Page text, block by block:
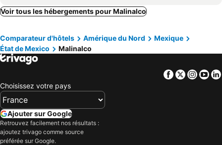
Villa del Carbón, État de Mexico Hôtels
Ocoyoacac, État de Mexico Hôtels
Texcoco de Mora, État de Mexico Hôtels
Cuautla Morelos, Morelos Hôtels
Nezahualcóyotl, État de Mexico Hôtels
Tlaquiltenango, Morelos Hôtels
Ciudad Nezahualcoyotl, État de Mexico Hôtels
Mexico, District fédéral Hôtels
Valle de Bravo, État de Mexico Hôtels
Toluca, État de Mexico Hôtels
Teotihuacan de Arista, État de Mexico Hôtels
Puerto Vallarta, Jalisco Hôtels
Voir tous les hébergements pour Malinalco
Comparateur d'hôtels Amérique du Nord
Mexique
État de Mexico
Malinalco
Facebook
Twitter
Choisissez votre pays
Ajouter sur Google
Retrouvez facilement nos résultats :
ajoutez trivago comme source
préférée sur Google.